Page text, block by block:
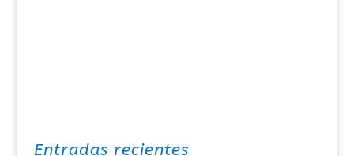
Entradas recientes